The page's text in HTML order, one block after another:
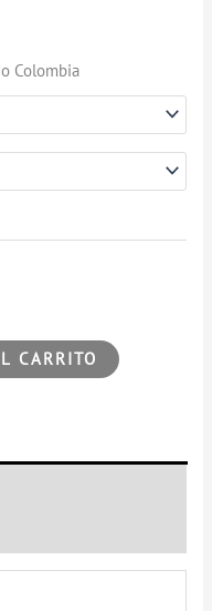
Colombia
CARRITO